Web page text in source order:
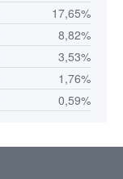
17,65%
8,82%
3,53%
1,76%
0,59%